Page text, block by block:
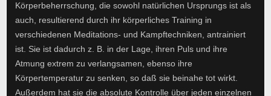
Körperbeherrschung, die sowohl natürlichen Ursprungs ist als
auch, resultierend durch ihr körperliches Training in
verschiedenen Meditations- und Kampftechniken, antrainiert
ist. Sie ist dadurch z. B. in der Lage, ihren Puls und ihre
Atmung extrem zu verlangsamen, ebenso ihre
Körpertemperatur zu senken, so daß sie beinahe tot wirkt.
Außerdem hat sie die absolute Kontrolle über jeden einzelnen